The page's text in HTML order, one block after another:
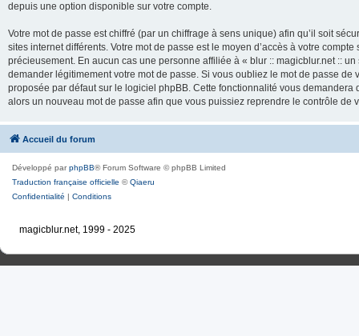
depuis une option disponible sur votre compte.
Votre mot de passe est chiffré (par un chiffrage à sens unique) afin qu’il soit
sites internet différents. Votre mot de passe est le moyen d’accès à votre
précieusement. En aucun cas une personne affiliée à « blur :: magicblur.net ::
demander légitimement votre mot de passe. Si vous oubliez le mot de passe
proposée par défaut sur le logiciel phpBB. Cette fonctionnalité vous
alors un nouveau mot de passe afin que vous puissiez reprendre le contrôle de
Accueil du forum
Développé parphpBB® Forum Software © phpBB Limited
Traduction française officielle ©Qiaeru
Confidentialité | Conditions
magicblur.net, 1999 - 2025